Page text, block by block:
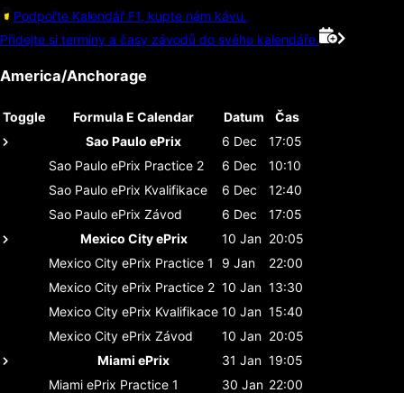
Podpořte Kalendář F1, kupte nám kávu.
Přidejte si termíny a časy závodů do svého kalendáře.
America/Anchorage
Toggle Formula E Calendar Datum
Čas
Sao Paulo ePrix
6 Dec
17:05
Sao Paulo ePrix Practice 2 6 Dec
10:10
Sao Paulo ePrix Kvalifikace 6 Dec
12:40
Sao Paulo ePrix Závod 6 Dec
17:05
Mexico City ePrix
10 Jan 20:05
Mexico City ePrix Practice 1 9 Jan
22:00
Mexico City ePrix Practice 2 10 Jan 13:30
Mexico City ePrix Kvalifikace 10 Jan 15:40
Mexico City ePrix Závod 10 Jan 20:05
Miami ePrix
31 Jan 19:05
Miami ePrix Practice 1 30 Jan 22:00